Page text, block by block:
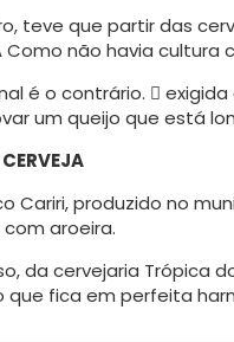
teve que partir das
Como não havia
é o contrário. 􀁩
um queijo que está
Cariri, produzido no
aroeira.
da cervejaria Trópica
fica em perfeita